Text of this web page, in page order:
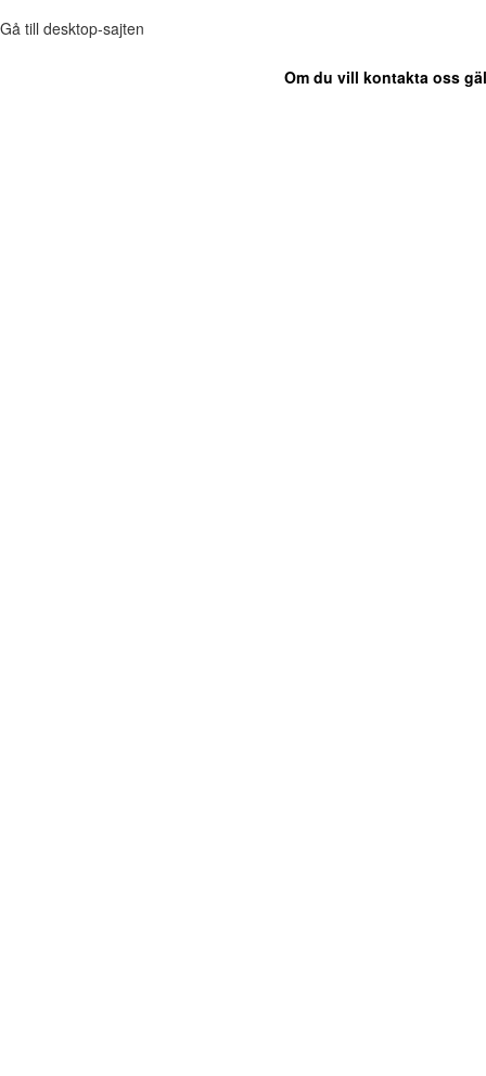
Gå till desktop-sajten
Om du vill kontakta oss